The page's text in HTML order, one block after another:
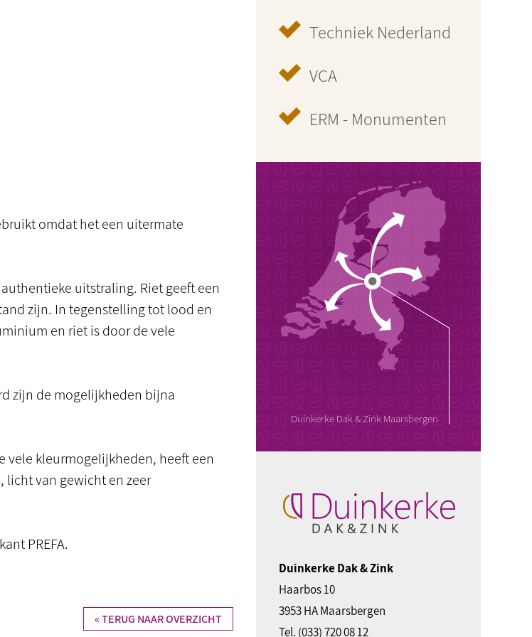
omdat het een uitermate
uitstraling. Riet geeft een
zijn. In tegenstelling tot lood en
en riet is door de vele
zijn de mogelijkheden bijna
vele kleurmogelijkheden, heeft een
van gewicht en zeer
PREFA.
« TERUG NAAR OVERZICHT
Techniek Nederland
VCA
ERM - Monumenten
Duinkerke Dak & Zink Maarsbergen
Duinkerke Dak & Zink
Haarbos 10
3953 HA Maarsbergen
Tel. (033) 720 08 12